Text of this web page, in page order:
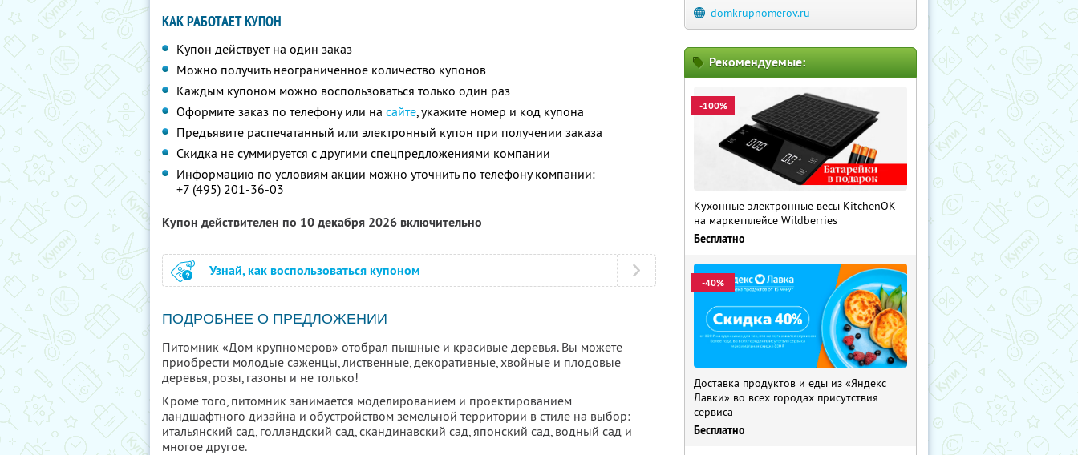
КАК РАБОТАЕТ КУПОН
Купон действует на один заказ
Можно получить неограниченное количество купонов
Каждым купоном можно воспользоваться только один раз
Оформите заказ по телефону или на сайте, укажите номер и код купона
Предъявите распечатанный или электронный купон при получении заказа
Скидка не суммируется с другими спецпредложениями компании
Информацию по условиям акции можно уточнить по телефону компании:
+7 (495) 201-36-03
Купон действителен по 10 декабря 2026 включительно
Узнай, как воспользоваться купоном
ПОДРОБНЕЕ О ПРЕДЛОЖЕНИИ
Питомник «Дом крупномеров» отобрал пышные и красивые деревья. Вы можете
приобрести молодые саженцы, лиственные, декоративные, хвойные и плодовые
деревья, розы, газоны и не только!
Кроме того, питомник занимается моделированием и проектированием
ландшафтного дизайна и обустройством земельной территории в стиле на выбор:
итальянский сад, голландский сад, скандинавский сад, японский сад, водный сад и
многое другое.
domkrupnomerov.ru
Рекомендуемые:
-100%
Кухонные электронные весы KitchenOK
на маркетплейсе Wildberries
Бесплатно
-40%
Доставка продуктов и еды из «Яндекс
Лавки» во всех городах присутствия
сервиса
Бесплатно